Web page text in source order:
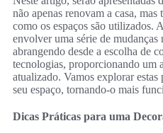
não apenas renovam a casa,
como os espaços são utilizados.
envolver uma série de mudanças
abrangendo desde a escolha de
tecnologias, proporcionando um
atualizado. Vamos explorar
seu espaço, tornando-o mais
Dicas Práticas para uma